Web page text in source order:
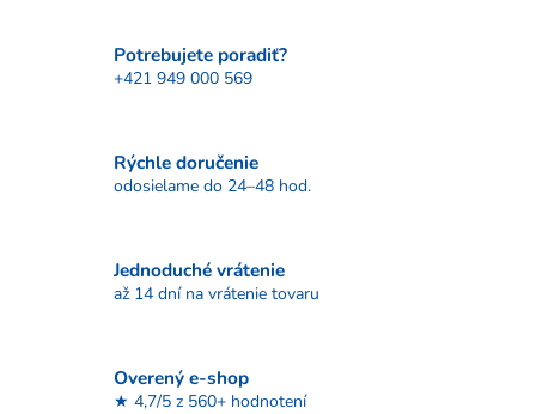
Potrebujete poradiť?
+421 949 000 569
Rýchle doručenie
odosielame do 24–48 hod.
Jednoduché vrátenie
až 14 dní na vrátenie tovaru
Overený e-shop
★ 4,7/5 z 560+ hodnotení